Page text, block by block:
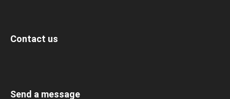
Contact us
Send a message